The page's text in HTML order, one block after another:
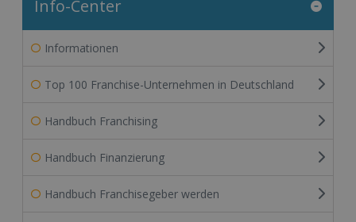
Info-Center
Informationen
Top 100 Franchise-Unternehmen in Deutschland
Handbuch Franchising
Handbuch Finanzierung
Handbuch Franchisegeber werden